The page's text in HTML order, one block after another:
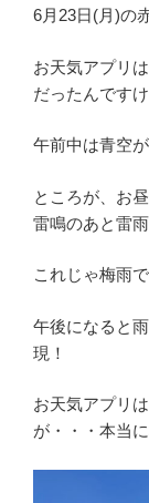
6月23日(月)の
お天気アプリ
だったんですけ
午前中は青空
ところが、お
雷鳴のあと雷
これじゃ梅雨
午後になると
現！
お天気アプリ
が・・・本当